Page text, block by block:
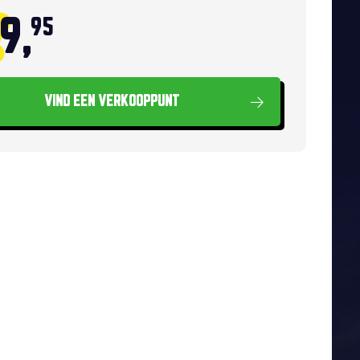
95
VIND EEN VERKOOPPUNT